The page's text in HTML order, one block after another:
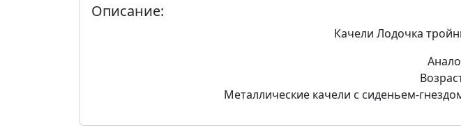
Описание:
Качели Лодочка
Металлические качели с сиденьем-